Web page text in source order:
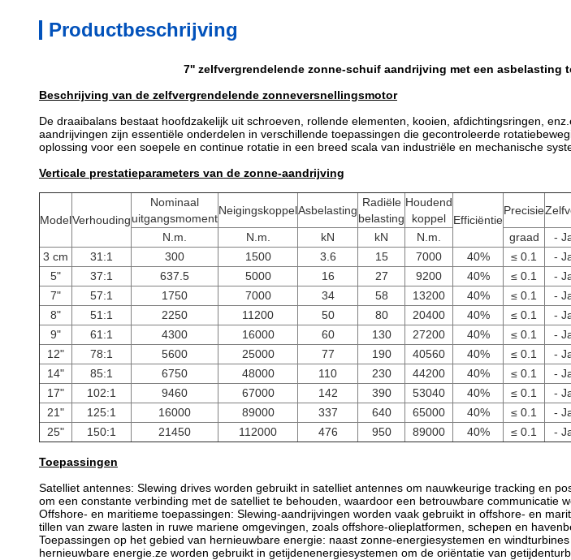
Productbeschrijving
7'' zelfvergrendelende zonne-schuif aandrijving met een asbelasting
Beschrijving van de zelfvergrendelende zonneversnellingsmotor
De draaibalans bestaat hoofdzakelijk uit schroeven, rollende elementen, kooien, afdichtingsringen,
aandrijvingen zijn essentiële onderdelen in verschillende toepassingen die gecontroleerde
oplossing voor een soepele en continue rotatie in een breed scala van industriële en mechanische
Verticale prestatieparameters van de zonne-aandrijving
ModelVerhouding
Nominaal
uitgangsmoment
NeigingskoppelAsbelasting
Radiële
belasting
Houdend
koppel
Efficiëntie
Precisie
N.m. N.m. kN kN N.m. graad -
3 cm
31:1 300 1500 3.6 15 7000 40% ≤ 0.1 -
5"
37:1 637.5 5000 16 27 9200 40% ≤ 0.1 -
7"
57:1 1750 7000 34 58 13200 40% ≤ 0.1 -
8"
51:1 2250 11200 50 80 20400 40% ≤ 0.1 -
9"
61:1 4300 16000 60 130 27200 40% ≤ 0.1 -
12"
78:1 5600 25000 77 190 40560 40% ≤ 0.1 -
14"
85:1 6750 48000 110 230 44200 40% ≤ 0.1 -
17"
102:1 9460 67000 142 390 53040 40% ≤ 0.1 -
21"
125:1 16000 89000 337 640 65000 40% ≤ 0.1 -
25"
150:1 21450 112000 476 950 89000 40% ≤ 0.1 -
Toepassingen
Satelliet antennes: Slewing drives worden gebruikt in satelliet antennes om nauwkeurige tracking en
om een constante verbinding met de satelliet te behouden, waardoor een betrouwbare communicatie
Offshore- en maritieme toepassingen: Slewing-aandrijvingen worden vaak gebruikt in offshore- en
tillen van zware lasten in ruwe mariene omgevingen, zoals offshore-olieplatformen, schepen en
Toepassingen op het gebied van hernieuwbare energie: naast zonne-energiesystemen en
hernieuwbare energie.ze worden gebruikt in getijdenenergiesystemen om de oriëntatie van